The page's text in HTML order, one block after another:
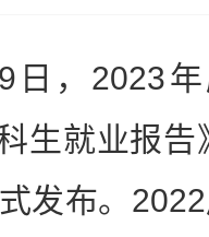
，2023年
生就业报
发布。